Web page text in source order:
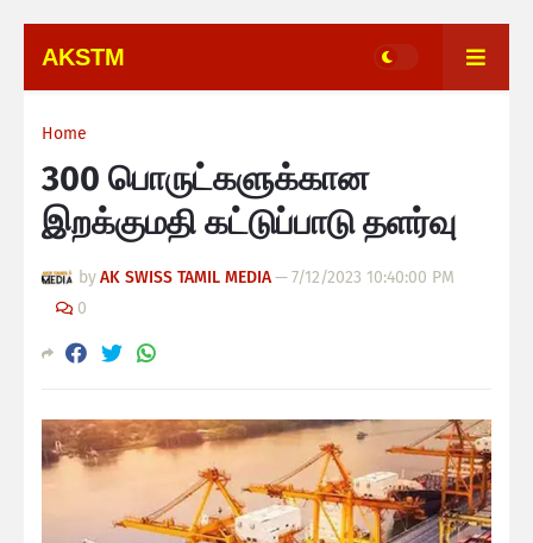
AKSTM
Home
300 பொருட்களுக்கான
இறக்குமதி கட்டுப்பாடு தளர்வு
byAK SWISS TAMIL MEDIA—7/12/2023 10:40:00 PM
0